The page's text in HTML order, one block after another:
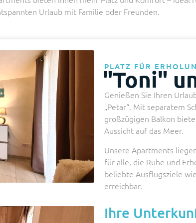
Urlaub mit Familie oder Freunden.
PLATZ FÜR
"Toni"
Genießen Sie Ihren
„Petar“. Mit separatem
großzügigen Balkon
Aussicht auf das Meer.
Unsere Apartments
für alle, die Ruhe und
beliebte Ausflugsziele
erreichbar.
Ihre